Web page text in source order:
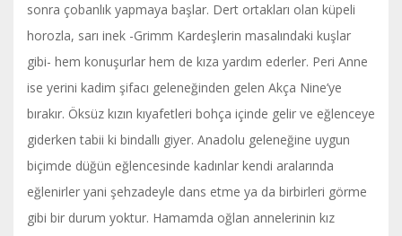
sonra çobanlık yapmaya başlar. Dert ortakları olan küpeli
horozla, sarı inek -Grimm Kardeşlerin masalındaki kuşlar
gibi- hem konuşurlar hem de kıza yardım ederler. Peri Anne
ise yerini kadim şifacı geleneğinden gelen Akça Nine’ye
bırakır. Öksüz kızın kıyafetleri bohça içinde gelir ve eğlenceye
giderken tabii ki bindallı giyer. Anadolu geleneğine uygun
biçimde düğün eğlencesinde kadınlar kendi aralarında
eğlenirler yani şehzadeyle dans etme ya da birbirleri görme
gibi bir durum yoktur. Hamamda oğlan annelerinin kız